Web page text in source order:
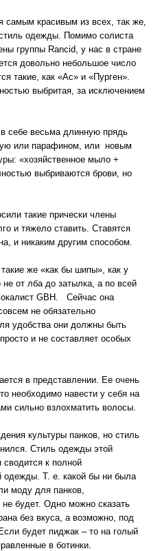
самым красивым из всех, так же,
стиль одежды. Помимо солиста
группы Rancid, у нас в стране
довольно небольшое число
такие, как «Ас» и «Пурген».
выбритая, за исключением
себе весьма длинную прядь
или парафином, или новым
«хозяйственное мыло +
выбриваются брови, но
такие прически члены
и тяжело ставить. Ставятся
и никаким другим способом.
же «как бы шипы», как у
не от лба до затылка, а по всей
GBH. Сейчас она
не обязательно
удобства они должны быть
и не составляет особых
в представлении. Ее очень
необходимо навести у себя на
сильно взлохматить волосы.
культуры панков, но стиль
Стиль одежды этой
сводится к полной
одежды. Т. е. какой бы ни была
моду для панков,
не будет. Одно можно сказать
без вкуса, а возможно, под
будет пиджак – то на голый
в ботинки.